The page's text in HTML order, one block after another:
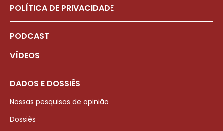
POLÍTICA DE PRIVACIDADE
PODCAST
VÍDEOS
DADOS E DOSSIÊS
Nossas pesquisas de opinião
Dossiês